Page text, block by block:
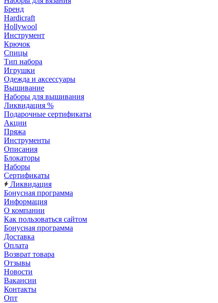
Бренд
Hardicraft
Hollywool
Инструмент
Крючок
Спицы
Тип набора
Игрушки
Одежда и аксессуары
Вышивание
Наборы для вышивания
Ликвидация %
Подарочные сертификаты
Акции
Пряжа
Инструменты
Описания
Блокаторы
Наборы
Сертификаты
Ликвидация
Бонусная программа
Информация
О компании
Как пользоваться сайтом
Бонусная программа
Доставка
Оплата
Возврат товара
Отзывы
Новости
Вакансии
Контакты
Опт